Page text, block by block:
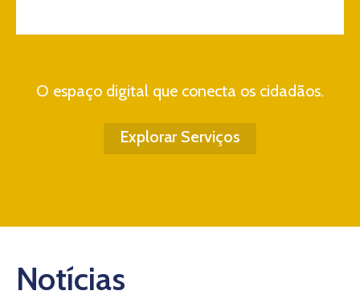
O espaço digital que conecta os cidadãos.
Explorar Serviços
Notícias